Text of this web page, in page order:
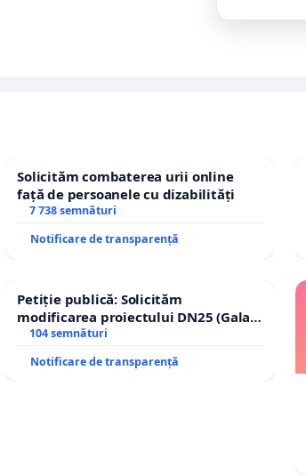
Solicităm combaterea urii online
față de persoanele cu dizabilități
7 738 semnături
Notificare de transparență
Petiție publică: Solicităm
modificarea proiectului DN25 (Galați
– Hanu Conachi) prin devierea
traseului în afara localităților!
104 semnături
Notificare de transparență